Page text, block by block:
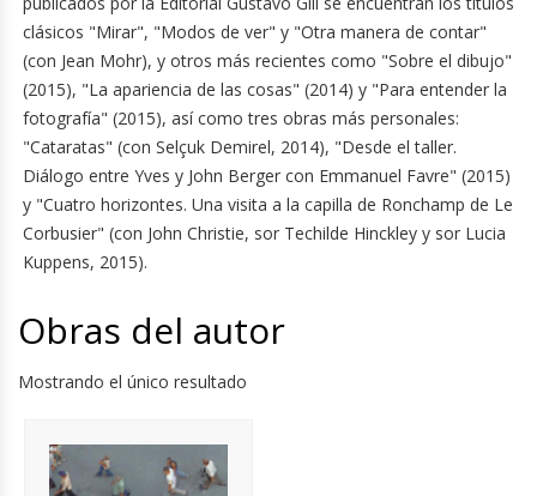
clásicos "Mirar", "Modos de ver" y "Otra manera de contar"
(con Jean Mohr), y otros más recientes como "Sobre el dibujo"
(2015), "La apariencia de las cosas" (2014) y "Para entender la
fotografía" (2015), así como tres obras más personales:
"Cataratas" (con Selçuk Demirel, 2014), "Desde el taller.
Diálogo entre Yves y John Berger con Emmanuel Favre" (2015)
y "Cuatro horizontes. Una visita a la capilla de Ronchamp de Le
Corbusier" (con John Christie, sor Techilde Hinckley y sor Lucia
Kuppens, 2015).
Obras del autor
Mostrando el único resultado